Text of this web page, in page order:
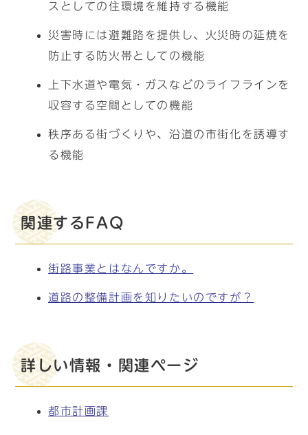
スとしての住環境を維持する機能
災害時には避難路を提供し、火災時の延焼を
防止する防火帯としての機能
上下水道や電気・ガスなどのライフラインを
収容する空間としての機能
秩序ある街づくりや、沿道の市街化を誘導す
る機能
関連するFAQ
街路事業とはなんですか。
道路の整備計画を知りたいのですが？
詳しい情報・関連ページ
都市計画課